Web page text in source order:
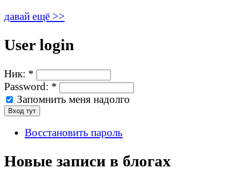
давай ещё >>
User login
Ник: *
Password: *
Запомнить меня надолго
Восстановить пароль
Новые записи в блогах